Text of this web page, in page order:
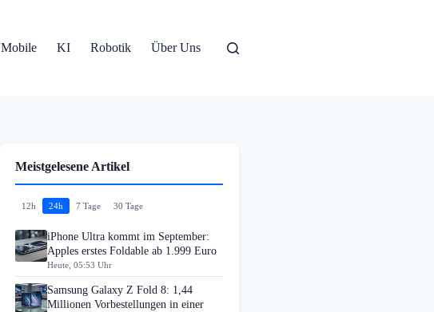
Mobile KI Robotik Über Uns
Meistgelesene Artikel
12h 24h 7 Tage 30 Tage
iPhone Ultra kommt im September:
Apples erstes Foldable ab 1.999 Euro
Heute, 05:53 Uhr
Samsung Galaxy Z Fold 8: 1,44
Millionen Vorbestellungen in einer